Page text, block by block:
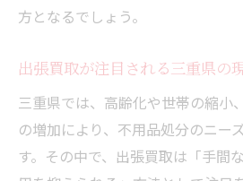
方となるでしょう。
出張買取が注目される三重県の
三重県では、高齢化や世帯の縮小
の増加により、不用品処分のニー
す。その中で、出張買取は「手間